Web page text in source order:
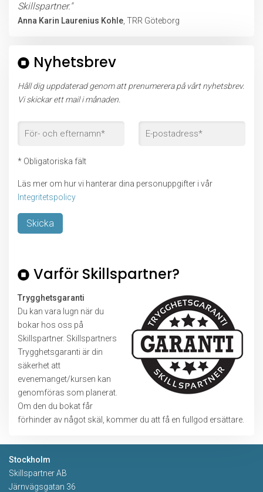
Skillspartner."
Anna Karin Laurenius Kohle , TRR Göteborg
Nyhetsbrev
Håll dig uppdaterad genom att prenumerera på vårt nyhetsbrev.
Vi skickar ett mail i månaden.
* Obligatoriska fält
Läs mer om hur vi hanterar dina personuppgifter i vår
Integritetspolicy
Varför Skillspartner?
Trygghetsgaranti
Du kan vara lugn när du
bokar hos oss på
Skillspartner. Skillspartners
Trygghetsgaranti är din
säkerhet att
evenemanget/kursen kan
genomföras som planerat.
Om den du bokat får
förhinder av något skäl, kommer du att få en fullgod ersättare.
Stockholm
Skillspartner AB
Järnvägsgatan 36